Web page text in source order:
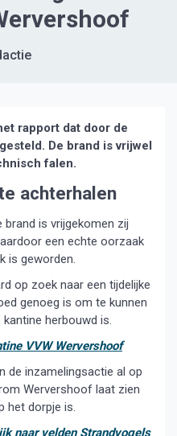
rapport dat door de
De brand is vrijwel
falen.
achterhalen
is vrijgekomen zij
een echte oorzaak
is geworden.
op zoek naar een tijdelijke
genoeg is om te kunnen
herbouwd is.
VVW Wervershoof
de inzamelingsactie al op
Wervershoof laat zien
het dorpje is.
naar velden Strandvogels